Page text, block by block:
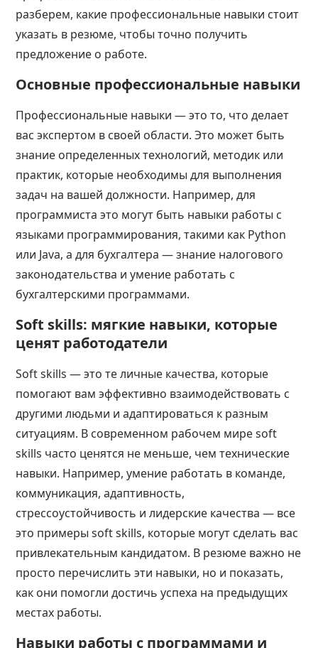
разберем, какие профессиональные навыки стоит
указать в резюме, чтобы точно получить
предложение о работе.
Основные профессиональные навыки
Профессиональные навыки — это то, что делает
вас экспертом в своей области. Это может быть
знание определенных технологий, методик или
практик, которые необходимы для выполнения
задач на вашей должности. Например, для
программиста это могут быть навыки работы с
языками программирования, такими как Python
или Java, а для бухгалтера — знание налогового
законодательства и умение работать с
бухгалтерскими программами.
Soft skills: мягкие навыки, которые
ценят работодатели
Soft skills — это те личные качества, которые
помогают вам эффективно взаимодействовать с
другими людьми и адаптироваться к разным
ситуациям. В современном рабочем мире soft
skills часто ценятся не меньше, чем технические
навыки. Например, умение работать в команде,
коммуникация, адаптивность,
стрессоустойчивость и лидерские качества — все
это примеры soft skills, которые могут сделать вас
привлекательным кандидатом. В резюме важно не
просто перечислить эти навыки, но и показать,
как они помогли достичь успеха на предыдущих
местах работы.
Навыки работы с программами и